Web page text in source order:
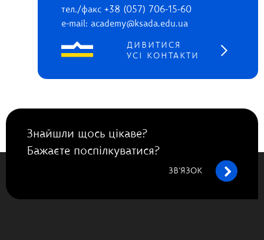
тел./факс +38 (057) 706-15-60
e-mail: academy@ksada.edu.ua
ДИВИТИСЯ
УСІ КОНТАКТИ
Знайшли щось цікаве?
Бажаєте поспілкуватися?
ЗВ’ЯЗОК